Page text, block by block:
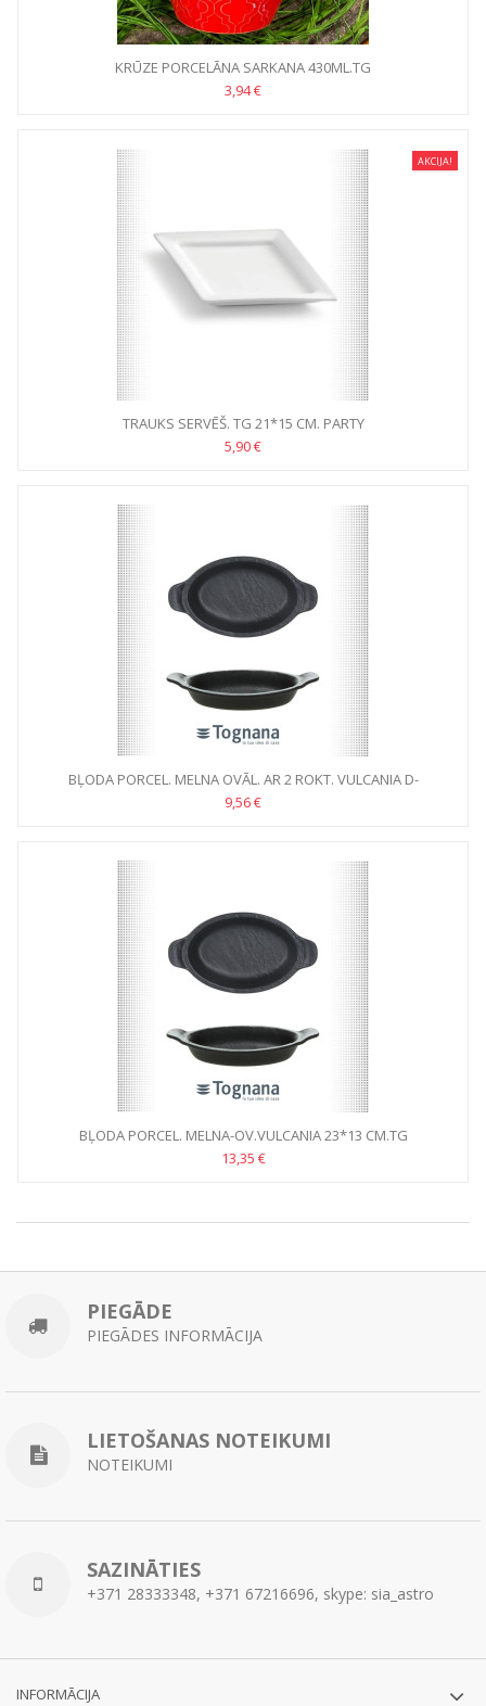
KRŪZE PORCELĀNA SARKANA 430ML.TG
3,94 €
AKCIJA!
TRAUKS SERVĒŠ. TG 21*15 CM. PARTY
5,90 €
BĻODA PORCEL. MELNA OVĀL. AR 2 ROKT. VULCANIA D-
20.5*11CM.TG
9,56 €
BĻODA PORCEL. MELNA-OV.VULCANIA 23*13 CM.TG
13,35 €
PIEGĀDE
PIEGĀDES INFORMĀCIJA
LIETOŠANAS NOTEIKUMI
NOTEIKUMI
SAZINĀTIES
+371 28333348, +371 67216696, skype: sia_astro
INFORMĀCIJA